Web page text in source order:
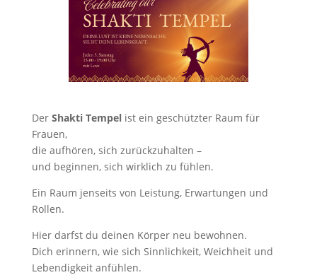
Der Shakti Tempel ist ein geschützter Raum für
Frauen,
die aufhören, sich zurückzuhalten –
und beginnen, sich wirklich zu fühlen.
Ein Raum jenseits von Leistung, Erwartungen und
Rollen.
Hier darfst du deinen Körper neu bewohnen.
Dich erinnern, wie sich Sinnlichkeit, Weichheit und
Lebendigkeit anfühlen.